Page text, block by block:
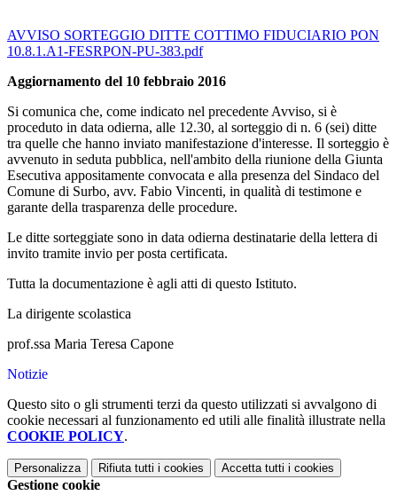
AVVISO SORTEGGIO DITTE COTTIMO FIDUCIARIO PON
10.8.1.A1-FESRPON-PU-383.pdf
Aggiornamento del 10 febbraio 2016
Si comunica che, come indicato nel precedente Avviso, si è
proceduto in data odierna, alle 12.30, al sorteggio di n. 6 (sei) ditte
tra quelle che hanno inviato manifestazione d'interesse. Il sorteggio è
avvenuto in seduta pubblica, nell'ambito della riunione della Giunta
Esecutiva appositamente convocata e alla presenza del Sindaco del
Comune di Surbo, avv. Fabio Vincenti, in qualità di testimone e
garante della trasparenza delle procedure.
Le ditte sorteggiate sono in data odierna destinatarie della lettera di
invito tramite invio per posta certificata.
Tutta la documentazione è agli atti di questo Istituto.
La dirigente scolastica
prof.ssa Maria Teresa Capone
Notizie
Questo sito o gli strumenti terzi da questo utilizzati si avvalgono di
cookie necessari al funzionamento ed utili alle finalità illustrate nella
COOKIE POLICY.
Personalizza Rifiuta tutti i cookies Accetta tutti i cookies
Gestione cookie